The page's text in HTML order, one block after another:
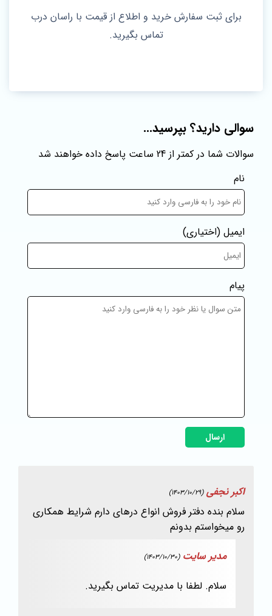
برای ثبت سفارش خرید و اطلاع از قیمت با راسان درب
تماس بگیرید.
سوالی دارید؟ بپرسید...
سوالات شما در کمتر از 24 ساعت پاسخ داده خواهند شد
نام
ایمیل (اختیاری)
پیام
ارسال
اکبر نجفی(1403/10/29)
سلام بنده دفتر فروش انواع درهای دارم شرایط همکاری
رو میخواستم بدونم
مدیر سایت (1403/10/30)
سلام. لطفا با مدیریت تماس بگیرید.